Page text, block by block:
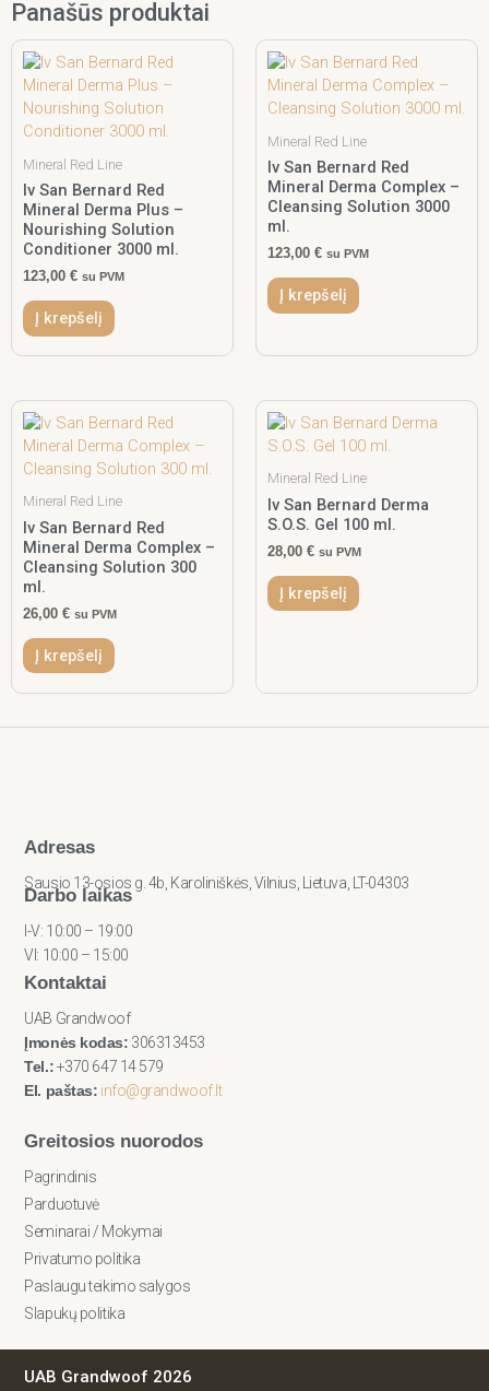
Panašūs produktai
Mineral Red Line
Iv San Bernard Red
Mineral Derma Plus –
Nourishing Solution
Conditioner 3000 ml.
123,00 € su PVM
Į krepšelį
Mineral Red Line
Iv San Bernard Red
Mineral Derma Complex –
Cleansing Solution 3000
ml.
123,00 € su PVM
Į krepšelį
Mineral Red Line
Iv San Bernard Red
Mineral Derma Complex –
Cleansing Solution 300
ml.
26,00 € su PVM
Į krepšelį
Mineral Red Line
Iv San Bernard Derma
S.O.S. Gel 100 ml.
28,00 € su PVM
Į krepšelį
Adresas
Sausio 13-osios g. 4b, Karoliniškės, Vilnius, Lietuva, LT-04303
Darbo laikas
I-V: 10:00 – 19:00
VI: 10:00 – 15:00
Kontaktai
UAB Grandwoof
Įmonės kodas: 306313453
Tel.:+370 647 14 579
El. paštas: info@grandwoof.lt
Greitosios nuorodos
Pagrindinis
Parduotuvė
Seminarai / Mokymai
Privatumo politika
Paslaugu teikimo salygos
Slapukų politika
UAB Grandwoof 2026